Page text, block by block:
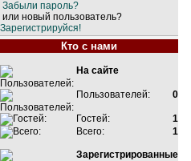
Забыли пароль?
или новый пользователь?
Зарегистрируйся!
Кто с нами
На сайте
Пользователей: 0
Гостей:
1
Всего:
1
Зарегистрированные